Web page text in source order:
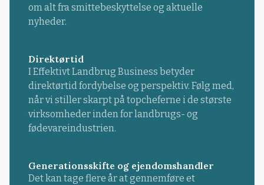
om alt fra smittebeskyttelse og aktuelle
nyheder.
Direktørtid
I Effektivt Landbrug Business betyder
direktørtid fordybelse og perspektiv. Følg med,
når vi stiller skarpt på topcheferne i de største
virksomheder inden for landbrugs- og
fødevareindustrien.
Generationsskifte og ejendomshandler
Det kan tage flere år at gennemføre et